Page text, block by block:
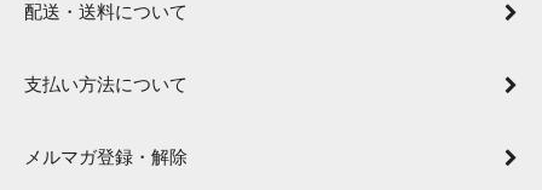
配送・送料について
支払い方法について
メルマガ登録・解除